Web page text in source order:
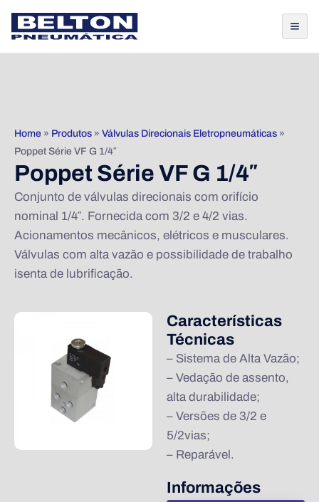
Home » Produtos » Válvulas Direcionais Eletropneumáticas »
Poppet Série VF G 1/4″
Poppet Série VF G 1/4″
Conjunto de válvulas direcionais com orifício
nominal 1/4″. Fornecida com 3/2 e 4/2 vias.
Acionamentos mecânicos, elétricos e musculares.
Válvulas com alta vazão e possibilidade de trabalho
isenta de lubrificação.
Características
Técnicas
– Sistema de Alta Vazão;
– Vedação de assento,
alta durabilidade;
– Versões de 3/2 e
5/2vias;
– Reparável.
Informações